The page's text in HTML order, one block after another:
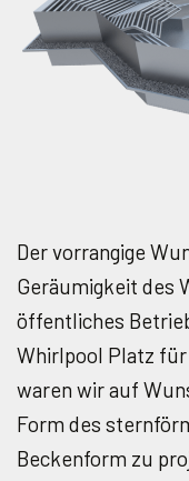
Der vorrangige
Geräumigkeit des
öffentliches
Whirlpool Platz
waren wir auf
Form des
Beckenform zu